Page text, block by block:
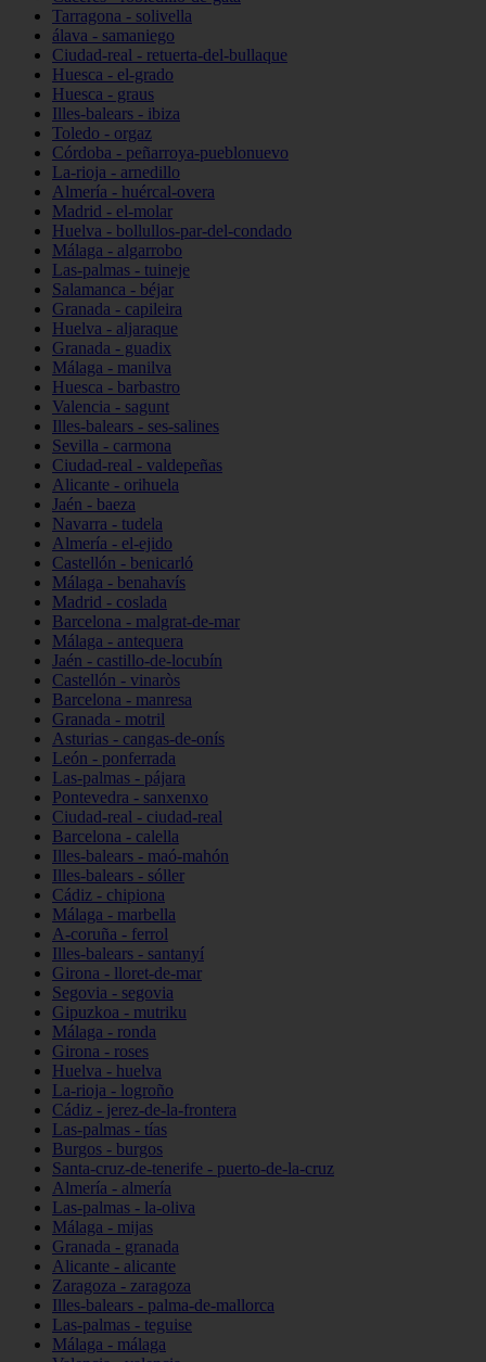
Tarragona - solivella
álava - samaniego
Ciudad-real - retuerta-del-bullaque
Huesca - el-grado
Huesca - graus
Illes-balears - ibiza
Toledo - orgaz
Córdoba - peñarroya-pueblonuevo
La-rioja - arnedillo
Almería - huércal-overa
Madrid - el-molar
Huelva - bollullos-par-del-condado
Málaga - algarrobo
Las-palmas - tuineje
Salamanca - béjar
Granada - capileira
Huelva - aljaraque
Granada - guadix
Málaga - manilva
Huesca - barbastro
Valencia - sagunt
Illes-balears - ses-salines
Sevilla - carmona
Ciudad-real - valdepeñas
Alicante - orihuela
Jaén - baeza
Navarra - tudela
Almería - el-ejido
Castellón - benicarló
Málaga - benahavís
Madrid - coslada
Barcelona - malgrat-de-mar
Málaga - antequera
Jaén - castillo-de-locubín
Castellón - vinaròs
Barcelona - manresa
Granada - motril
Asturias - cangas-de-onís
León - ponferrada
Las-palmas - pájara
Pontevedra - sanxenxo
Ciudad-real - ciudad-real
Barcelona - calella
Illes-balears - maó-mahón
Illes-balears - sóller
Cádiz - chipiona
Málaga - marbella
A-coruña - ferrol
Illes-balears - santanyí
Girona - lloret-de-mar
Segovia - segovia
Gipuzkoa - mutriku
Málaga - ronda
Girona - roses
Huelva - huelva
La-rioja - logroño
Cádiz - jerez-de-la-frontera
Las-palmas - tías
Burgos - burgos
Santa-cruz-de-tenerife - puerto-de-la-cruz
Almería - almería
Las-palmas - la-oliva
Málaga - mijas
Granada - granada
Alicante - alicante
Zaragoza - zaragoza
Illes-balears - palma-de-mallorca
Las-palmas - teguise
Málaga - málaga